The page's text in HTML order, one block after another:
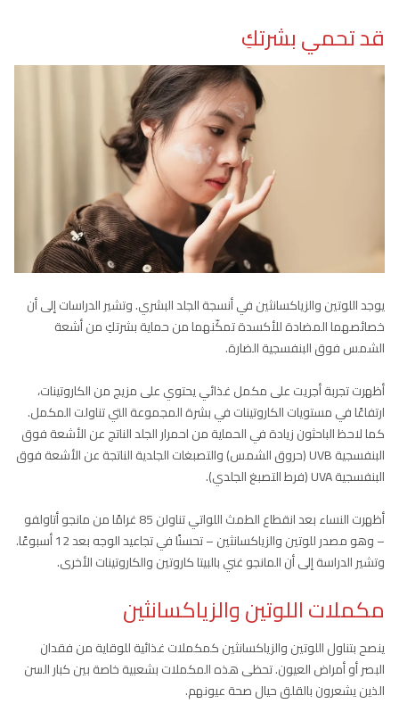
قد تحمي بشرتكِ
يوجد اللوتين والزياكسانثين في أنسجة الجلد البشري. وتشير الدراسات إلى أن
خصائصهما المضادة للأكسدة تمكّنهما من حماية بشرتكِ من أشعة
الشمس فوق البنفسجية الضارة.
أظهرت تجربة أجريت على مكمل غذائي يحتوي على مزيج من الكاروتينات،
ارتفاعًا في مستويات الكاروتينات في بشرة المجموعة التي تناولت المكمل.
كما لاحظ الباحثون زيادة في الحماية من احمرار الجلد الناتج عن الأشعة فوق
البنفسجية UVB (حروق الشمس) والتصبغات الجلدية الناتجة عن الأشعة فوق
البنفسجية UVA (فرط التصبغ الجلدي).
أظهرت النساء بعد انقطاع الطمث اللواتي تناولن 85 غرامًا من مانجو أتاولفو
– وهو مصدر للوتين والزياكسانثين – تحسنًا في تجاعيد الوجه بعد 12 أسبوعًا.
وتشير الدراسة إلى أن المانجو غني بالبيتا كاروتين والكاروتينات الأخرى.
مكملات اللوتين والزياكسانثين
ينصح بتناول اللوتين والزياكسانثين كمكملات غذائية للوقاية من فقدان
البصر أو أمراض العيون. تحظى هذه المكملات بشعبية خاصة بين كبار السن
الذين يشعرون بالقلق حيال صحة عيونهم.